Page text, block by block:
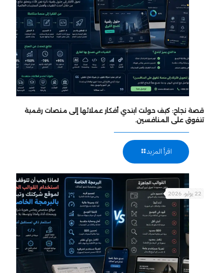
قصة نجاح: كيف حولت ابتدي أفكار عملائها إلى منصات رقمية
تتفوق على المنافسين.
اقرأ المزيد
22 يوليو، 2026